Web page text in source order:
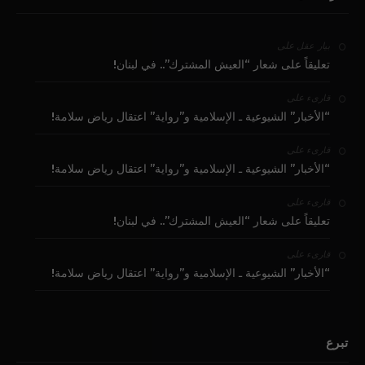
بيار عقل على
تعليقاً على شعار “العيش المشترك”.. في لبنان!
قارىء على
“الأخبار” الشيوعية ـ الإسلامية و”رواية” اعتقال رياض سلامة!
قارىء على
“الأخبار” الشيوعية ـ الإسلامية و”رواية” اعتقال رياض سلامة!
قارىء على
تعليقاً على شعار “العيش المشترك”.. في لبنان!
قارىء على
“الأخبار” الشيوعية ـ الإسلامية و”رواية” اعتقال رياض سلامة!
تبرع